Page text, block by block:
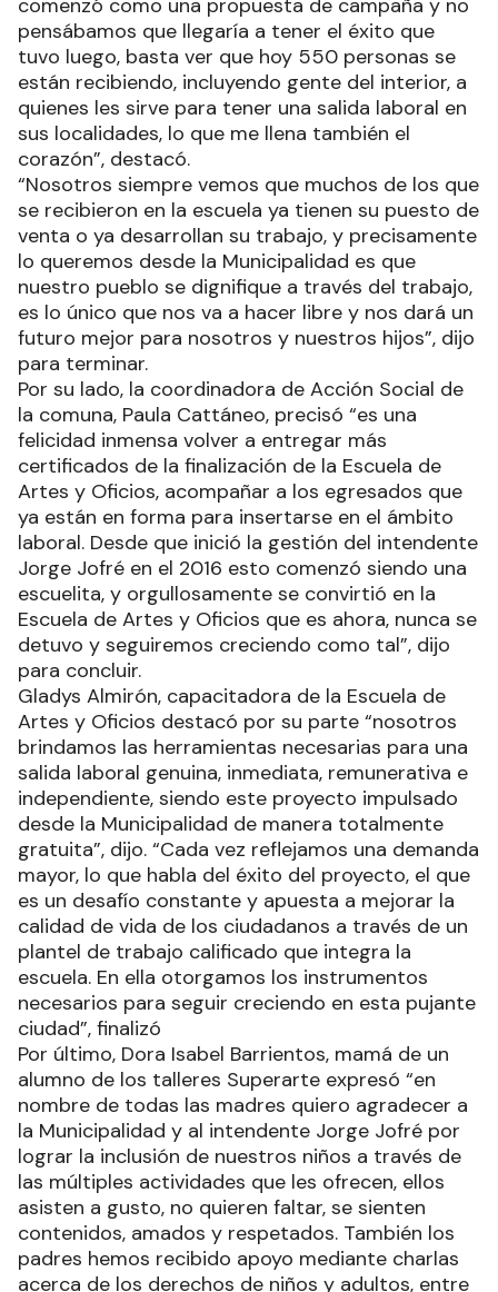
pensábamos que llegaría a tener el éxito que
tuvo luego, basta ver que hoy 550 personas se
están recibiendo, incluyendo gente del interior, a
quienes les sirve para tener una salida laboral en
sus localidades, lo que me llena también el
corazón”, destacó.
“Nosotros siempre vemos que muchos de los que
se recibieron en la escuela ya tienen su puesto de
venta o ya desarrollan su trabajo, y precisamente
lo queremos desde la Municipalidad es que
nuestro pueblo se dignifique a través del trabajo,
es lo único que nos va a hacer libre y nos dará un
futuro mejor para nosotros y nuestros hijos”, dijo
para terminar.
Por su lado, la coordinadora de Acción Social de
la comuna, Paula Cattáneo, precisó “es una
felicidad inmensa volver a entregar más
certificados de la finalización de la Escuela de
Artes y Oficios, acompañar a los egresados que
ya están en forma para insertarse en el ámbito
laboral. Desde que inició la gestión del intendente
Jorge Jofré en el 2016 esto comenzó siendo una
escuelita, y orgullosamente se convirtió en la
Escuela de Artes y Oficios que es ahora, nunca se
detuvo y seguiremos creciendo como tal”, dijo
para concluir.
Gladys Almirón, capacitadora de la Escuela de
Artes y Oficios destacó por su parte “nosotros
brindamos las herramientas necesarias para una
salida laboral genuina, inmediata, remunerativa e
independiente, siendo este proyecto impulsado
desde la Municipalidad de manera totalmente
gratuita”, dijo. “Cada vez reflejamos una demanda
mayor, lo que habla del éxito del proyecto, el que
es un desafío constante y apuesta a mejorar la
calidad de vida de los ciudadanos a través de un
plantel de trabajo calificado que integra la
escuela. En ella otorgamos los instrumentos
necesarios para seguir creciendo en esta pujante
ciudad”, finalizó
Por último, Dora Isabel Barrientos, mamá de un
alumno de los talleres Superarte expresó “en
nombre de todas las madres quiero agradecer a
la Municipalidad y al intendente Jorge Jofré por
lograr la inclusión de nuestros niños a través de
las múltiples actividades que les ofrecen, ellos
asisten a gusto, no quieren faltar, se sienten
contenidos, amados y respetados. También los
padres hemos recibido apoyo mediante charlas
acerca de los derechos de niños y adultos, entre